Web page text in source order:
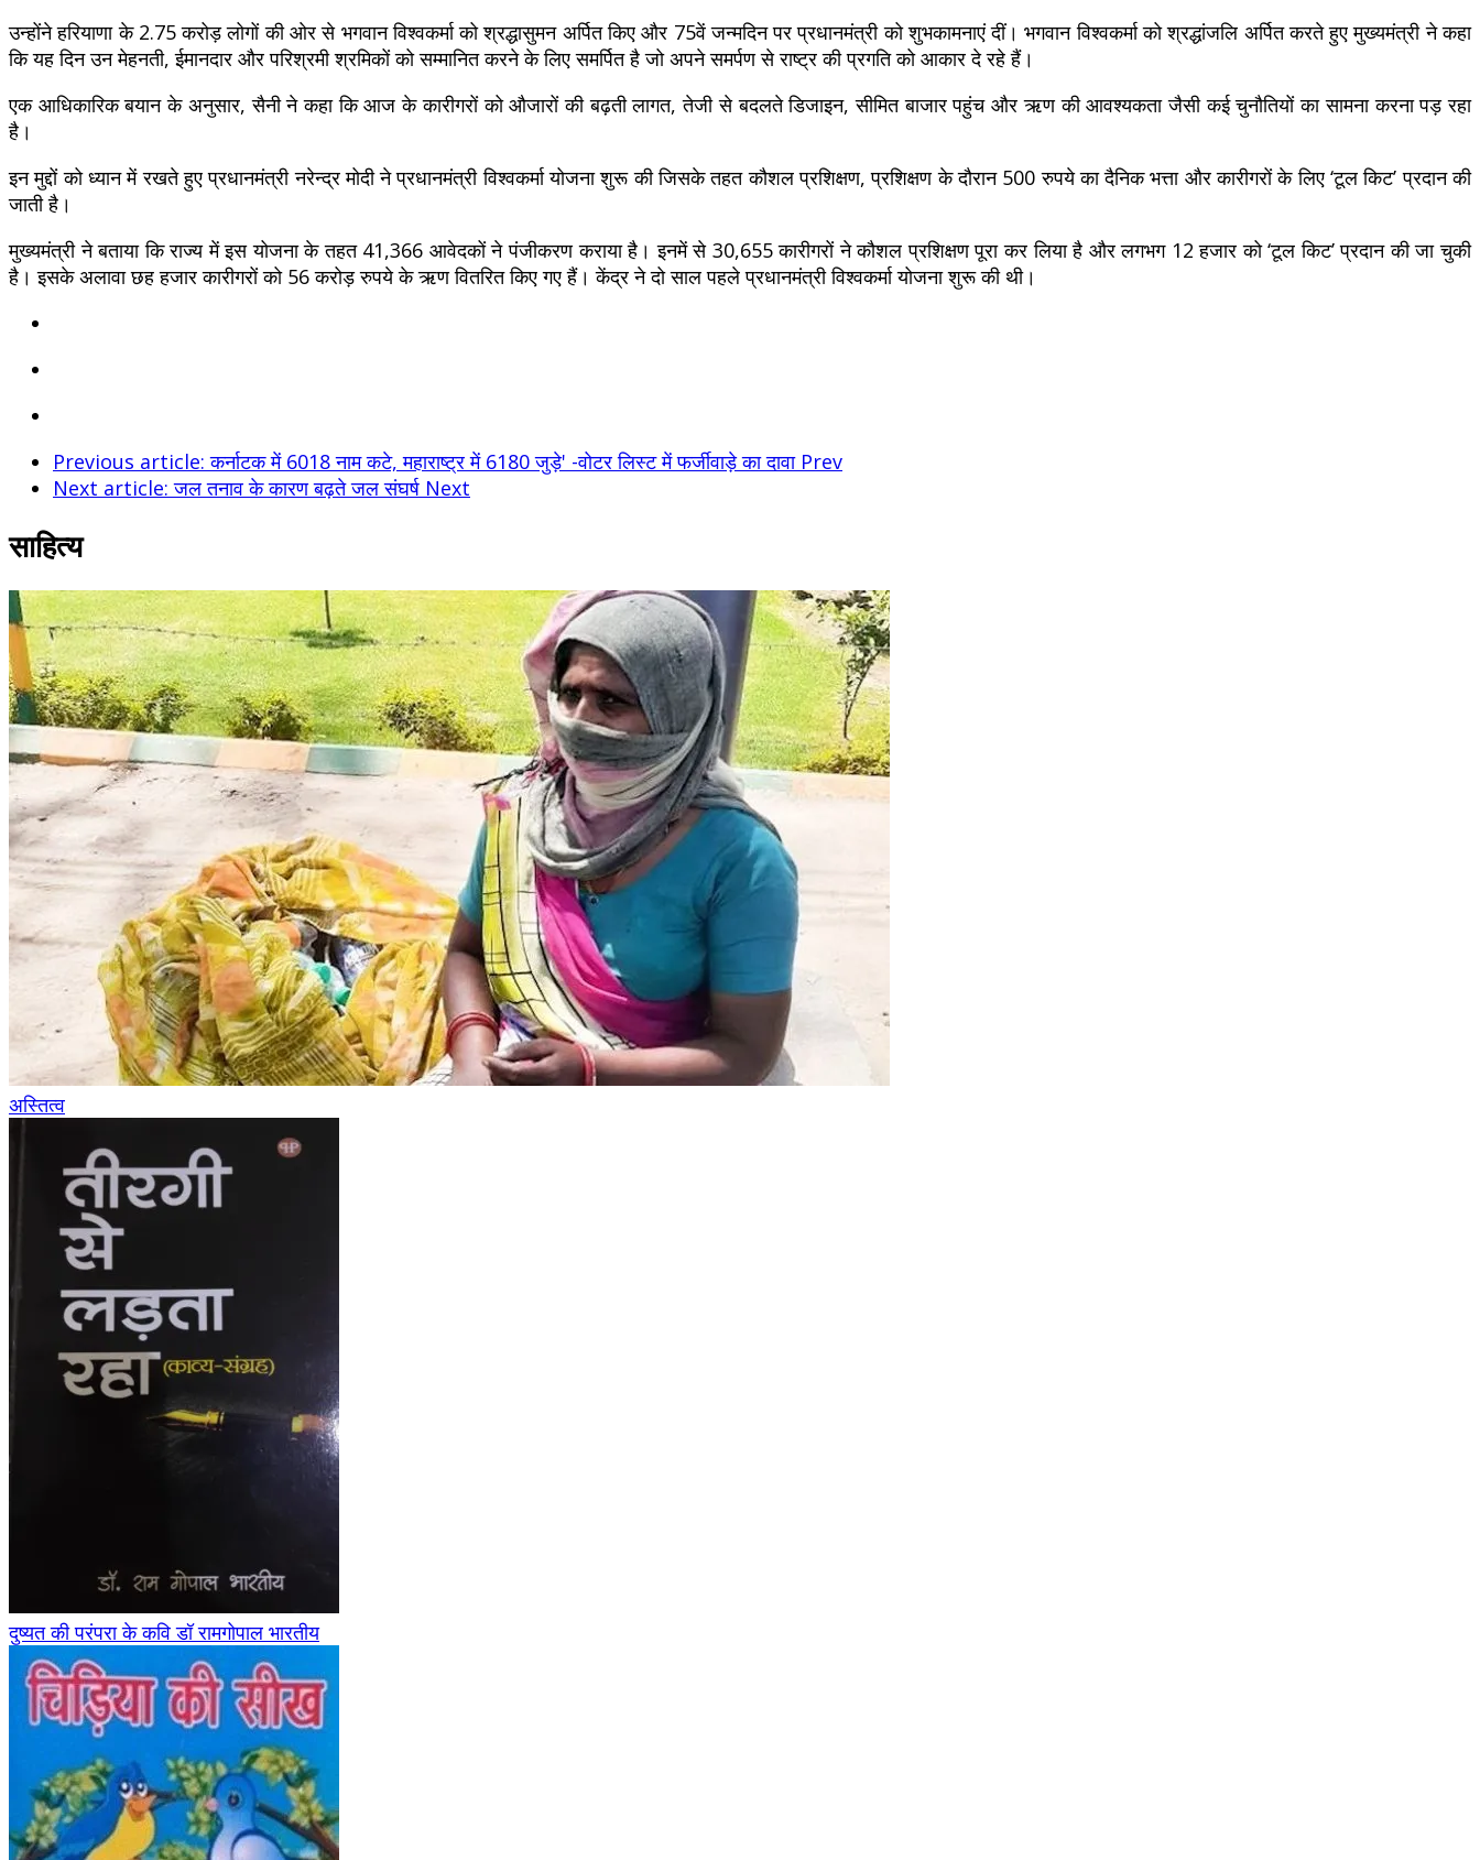
उन्होंने हरियाणा के 2.75 करोड़ लोगों की ओर से भगवान विश्वकर्मा को श्रद्धासुमन अर्पित किए और 75वें जन्मदिन पर प्रधानमंत्री को शुभकामनाएं दीं। भगवान विश्वकर्मा को श्रद्धांजलि अर्पित करते हुए मुख्यमंत्री ने कहा
कि यह दिन उन मेहनती, ईमानदार और परिश्रमी श्रमिकों को सम्मानित करने के लिए समर्पित है जो अपने समर्पण से राष्ट्र की प्रगति को आकार दे रहे हैं।
एक आधिकारिक बयान के अनुसार, सैनी ने कहा कि आज के कारीगरों को औजारों की बढ़ती लागत, तेजी से बदलते डिजाइन, सीमित बाजार पहुंच और ऋण की आवश्यकता जैसी कई चुनौतियों का सामना करना पड़ रहा
है।
इन मुद्दों को ध्यान में रखते हुए प्रधानमंत्री नरेन्द्र मोदी ने प्रधानमंत्री विश्वकर्मा योजना शुरू की जिसके तहत कौशल प्रशिक्षण, प्रशिक्षण के दौरान 500 रुपये का दैनिक भत्ता और कारीगरों के लिए ‘टूल किट’ प्रदान की
जाती है।
मुख्यमंत्री ने बताया कि राज्य में इस योजना के तहत 41,366 आवेदकों ने पंजीकरण कराया है। इनमें से 30,655 कारीगरों ने कौशल प्रशिक्षण पूरा कर लिया है और लगभग 12 हजार को ‘टूल किट’ प्रदान की जा चुकी
है। इसके अलावा छह हजार कारीगरों को 56 करोड़ रुपये के ऋण वितरित किए गए हैं। केंद्र ने दो साल पहले प्रधानमंत्री विश्वकर्मा योजना शुरू की थी।
Previous article: कर्नाटक में 6018 नाम कटे, महाराष्ट्र में 6180 जुड़े' -वोटर लिस्ट में फर्जीवाड़े का दावा Prev
Next article: जल तनाव के कारण बढ़ते जल संघर्ष Next
साहित्य
अस्तित्व
दुष्यत की परंपरा के कवि डॉ रामगोपाल भारतीय